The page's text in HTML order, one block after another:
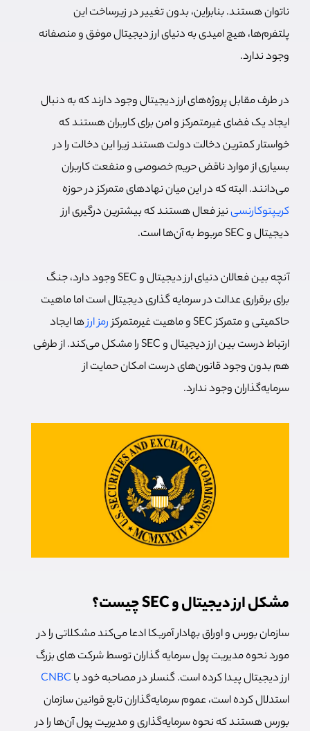
ناتوان هستند. بنابراین، بدون تغییر در زیرساخت این
پلتفرم‌ها، هیچ امیدی به دنیای ارز دیجیتال موفق و منصفانه
وجود ندارد.
در طرف مقابل پروژه‌های ارز دیجیتال وجود دارند که به دنبال
ایجاد یک فضای غیرمتمرکز و امن برای کاربران هستند که
خواستار کمترین دخالت دولت هستند زیرا این دخالت را در
بسیاری از موارد ناقض حریم خصوصی و منفعت کاربران
می‌دانند. البته که در این میان نهادهای متمرکز در حوزه
کریپتوکارنسینیز فعال هستند که بیشترین درگیری ارز
دیجیتال و SEC مربوط به آن‌ها است.
آنچه بین فعالان دنیای ارز دیجیتال و SEC وجود دارد، جنگ
برای برقراری عدالت در سرمایه گذاری دیجیتال است اما ماهیت
حاکمیتی و متمرکز SEC و ماهیت غیرمتمرکز
رمز ارزها ایجاد
ارتباط درست بین ارز دیجیتال و SEC را مشکل می‌کند. از طرفی
هم بدون وجود قانون‌های درست امکان حمایت از
سرمایه‌گذاران وجود ندارد.
مشکل ارز دیجیتال و SEC چیست؟
سازمان بورس و اوراق بهادار آمریکا ادعا می‌کند مشکلاتی را در
مورد نحوه مدیریت پول سرمایه گذاران توسط شرکت های بزرگ
ارز دیجیتال پیدا کرده است. گنسلر در مصاحبه خود با CNBC
استدلال کرده است، عموم سرمایه‌گذاران تابع قوانین سازمان
بورس هستند که نحوه سرمایه‌گذاری و مدیریت پول آن‌ها را در